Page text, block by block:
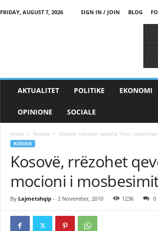
FRIDAY, AUGUST 7, 2026 SIGN IN / JOIN BLOG
AKTUALITET POLITIKE EKONOMI
OPINIONE SOCIALE
Home Kosova Kosovë, rrëzohet qeveria Thaci,
KOSOVA
Kosovë, rrëzohet
mocioni i
By Lajmetshqip- 2 November, 2010 1236 0